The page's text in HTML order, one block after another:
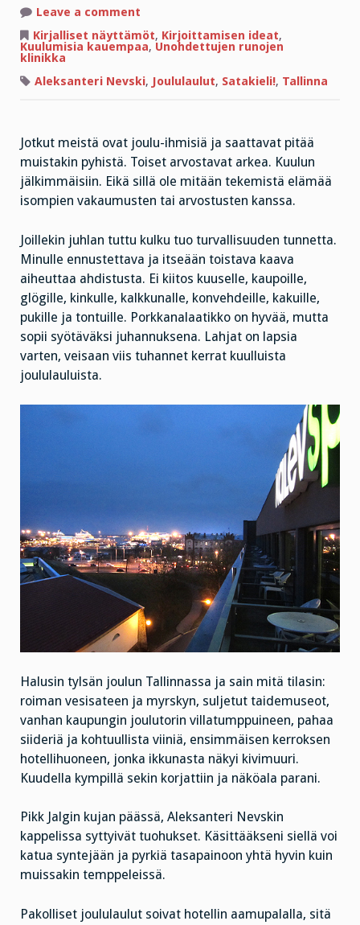
Leave a comment
tyypin
Tallinnan-
joulu
Kirjalliset näyttämöt, Kirjoittamisen ideat,
Kuulumisia kauempaa, Unohdettujen runojen
klinikka
Aleksanteri Nevski, Joululaulut, Satakieli!, Tallinna
Jotkut meistä ovat joulu-ihmisiä ja saattavat pitää
muistakin pyhistä. Toiset arvostavat arkea. Kuulun
jälkimmäisiin. Eikä sillä ole mitään tekemistä elämää
isompien vakaumusten tai arvostusten kanssa.
Joillekin juhlan tuttu kulku tuo turvallisuuden tunnetta.
Minulle ennustettava ja itseään toistava kaava
aiheuttaa ahdistusta. Ei kiitos kuuselle, kaupoille,
glögille, kinkulle, kalkkunalle, konvehdeille, kakuille,
pukille ja tontuille. Porkkanalaatikko on hyvää, mutta
sopii syötäväksi juhannuksena. Lahjat on lapsia
varten, veisaan viis tuhannet kerrat kuulluista
joululauluista.
Halusin tylsän joulun Tallinnassa ja sain mitä tilasin:
roiman vesisateen ja myrskyn, suljetut taidemuseot,
vanhan kaupungin joulutorin villatumppuineen, pahaa
siideriä ja kohtuullista viiniä, ensimmäisen kerroksen
hotellihuoneen, jonka ikkunasta näkyi kivimuuri.
Kuudella kympillä sekin korjattiin ja näköala parani.
Pikk Jalgin kujan päässä, Aleksanteri Nevskin
kappelissa syttyivät tuohukset. Käsittääkseni siellä voi
katua syntejään ja pyrkiä tasapainoon yhtä hyvin kuin
muissakin temppeleissä.
Pakolliset joululaulut soivat hotellin aamupalalla, sitä